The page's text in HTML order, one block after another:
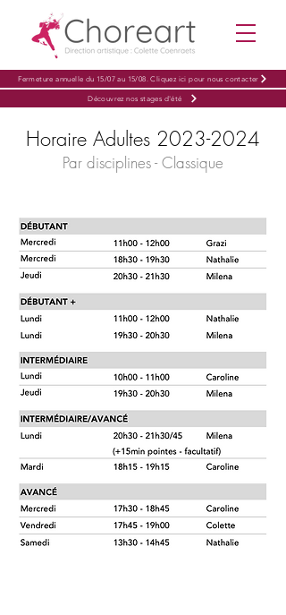
Fermeture annuelle du 15/07 au 15/08. Cliquez ici pour nous contacter
Découvrez nos stages d'été
Horaire Adultes 2023-2024
Par disciplines - Classique